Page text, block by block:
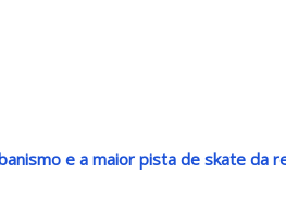
e a maior pista de skate da